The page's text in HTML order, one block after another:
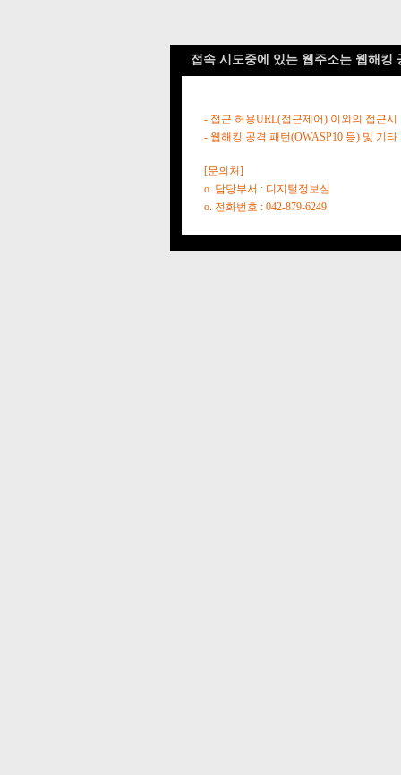
접속 시도중에 있는 웹주소는 웹해킹
- 접근 허용URL(접근제어) 이외의 접근시
- 웹해킹 공격 패턴(OWASP10 등) 및 기
[문의처]
o. 담당부서 : 디지털정보실
o. 전화번호 : 042-879-6249